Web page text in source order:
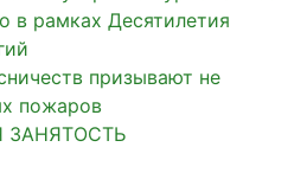
в рамках Десятилетия
призывают не
пожаров
ЗАНЯТОСТЬ